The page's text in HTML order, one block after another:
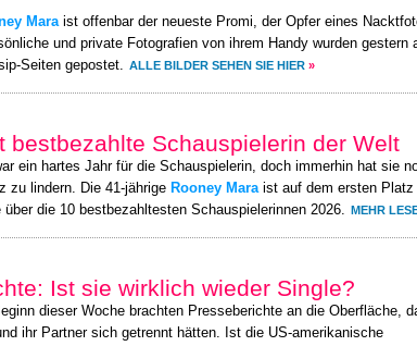
Maraist offenbar der neueste Promi, der Opfer eines
und private Fotografien von ihrem Handy wurden gestern
Seiten gepostet. ALLE BILDER SEHEN SIE HIER »
bestbezahlte Schauspielerin der Welt
ein hartes Jahr für die Schauspielerin, doch immerhin hat sie
zu lindern. Die 41-jährige Rooney Maraist auf dem ersten Platz
über die 10 bestbezahltesten Schauspielerinnen 2026. MEHR
Ist sie wirklich wieder Single?
dieser Woche brachten Presseberichte an die Oberfläche,
ihr Partner sich getrennt hätten. Ist die US-amerikanische